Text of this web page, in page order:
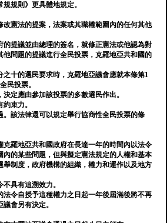
規則》更具體地規定。
改憲法的提案，法案或其職權範圍內的任何其他
的提議並由總理的簽名，就修正憲法或他認為對
他問題的提議進行全民投票，克羅地亞共和國的
之十的選民要求時，克羅地亞議會應就本條第1
民投票。
定應由參加該投票的多數選民作出。
束力。
。該法律還可以規定舉行協商性全民投票的條
克羅地亞共和國政府在長達一年的時間內以法令
內的某些問題，但與擬定憲法規定的人權和基本
舉制度，政府機構的組織，權力和運作以及地方
具有追溯效力。
法令自授予這種權力之日起一年後屆滿後將不再
會另有決定。